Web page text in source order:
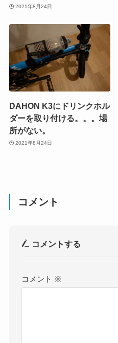
2021年8月24日
DAHON K3にドリンクホル
ダーを取り付ける。。。場
所がない。
2021年8月24日
コメント
コメントする
コメント ※